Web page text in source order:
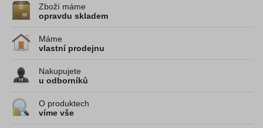
Zboží máme
opravdu skladem
Máme
vlastní prodejnu
Nakupujete
u odborníků
O produktech
víme vše